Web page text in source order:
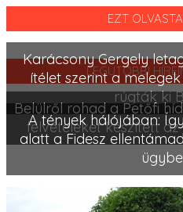
EZT
LEGUTÓBBI
Karácsony Gergely
ítélet szerint a
rúgták ki
Belülről rohad a Petőfi
felvételeket készített
A tények hálójában:
alatt a Fidesz